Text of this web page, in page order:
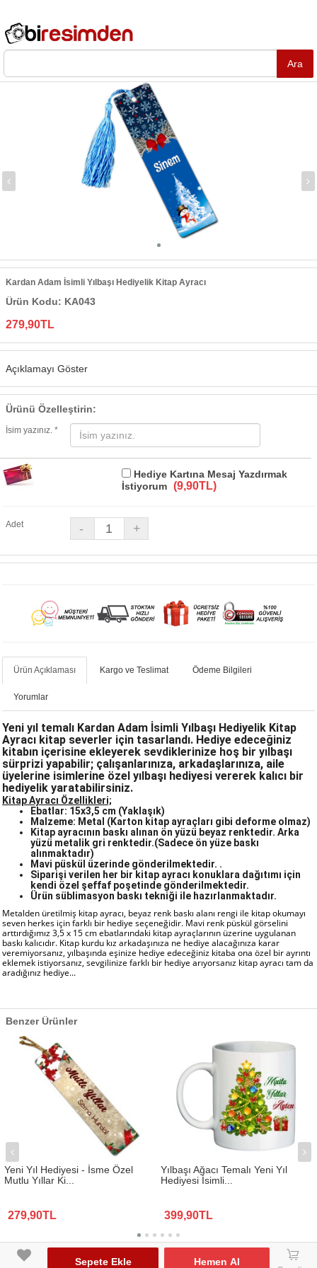
Sepete Ekle Hemen Al 󰃦
Kardan Adam İsimli Yılbaşı Hediyelik Kitap Ayracı
Ürün Kodu: KA043
279,90TL
Açıklamayı Göster
Ürünü Özelleştirin:
İsim yazınız. *
Hediye Kartına Mesaj Yazdırmak
İstiyorum (9,90TL)
Adet
Ürün Açıklaması Kargo ve Teslimat Ödeme Bilgileri
Yorumlar
Yeni yıl temalı Kardan Adam İsimli Yılbaşı Hediyelik Kitap
Ayracı kitap severler için tasarlandı. Hediye edeceğiniz
kitabın içerisine ekleyerek sevdiklerinize hoş bir yılbaşı
sürprizi yapabilir; çalışanlarınıza, arkadaşlarınıza, aile
üyelerine isimlerine özel yılbaşı hediyesi vererek kalıcı bir
hediyelik yaratabilirsiniz.
Kitap Ayracı Özellikleri;
Ebatlar: 15x3,5 cm (Yaklaşık)
Malzeme: Metal (Karton kitap ayraçları gibi deforme olmaz)
Kitap ayracının baskı alınan ön yüzü beyaz renktedir. Arka
yüzü metalik gri renktedir.(Sadece ön yüze baskı
alınmaktadır)
Mavi püskül üzerinde gönderilmektedir. .
Siparişi verilen her bir kitap ayracı konuklara dağıtımı için
kendi özel şeffaf poşetinde gönderilmektedir.
Ürün süblimasyon baskı tekniği ile hazırlanmaktadır.
Metalden üretilmiş kitap ayracı, beyaz renk baskı alanı rengi ile kitap okumayı
seven herkes için farklı bir hediye seçeneğidir. Mavi renk püskül görselini
arttırdığımız 3,5 x 15 cm ebatlarındaki kitap ayraçlarının üzerine uygulanan
baskı kalıcıdır. Kitap kurdu kız arkadaşınıza ne hediye alacağınıza karar
veremiyorsanız, yılbaşında eşinize hediye edeceğiniz kitaba ona özel bir ayrıntı
eklemek istiyorsanız, sevgilinize farklı bir hediye arıyorsanız kitap ayracı tam da
aradığınız hediye...
Benzer Ürünler
Yeni Yıl Hediyesi - İsme Özel
Mutlu Yıllar Ki...
279,90TL
Yılbaşı Ağacı Temalı Yeni Yıl
Hediyesi İsimli...
399,90TL
www.biresimden.com © 2015 - 2026 Tüm Hakları Saklıdır.